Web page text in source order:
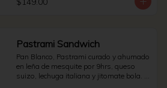
Pastrami Sandwich
Pan Blanco, Pastrami curado y ahumado
en leña de mesquite por 9hrs, queso
suizo, lechuga italiana y jitomate bola. *